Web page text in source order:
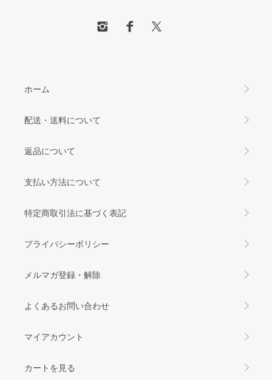
ホーム
配送・送料について
返品について
支払い方法について
特定商取引法に基づく表記
プライバシーポリシー
メルマガ登録・解除
よくあるお問い合わせ
マイアカウント
カートを見る